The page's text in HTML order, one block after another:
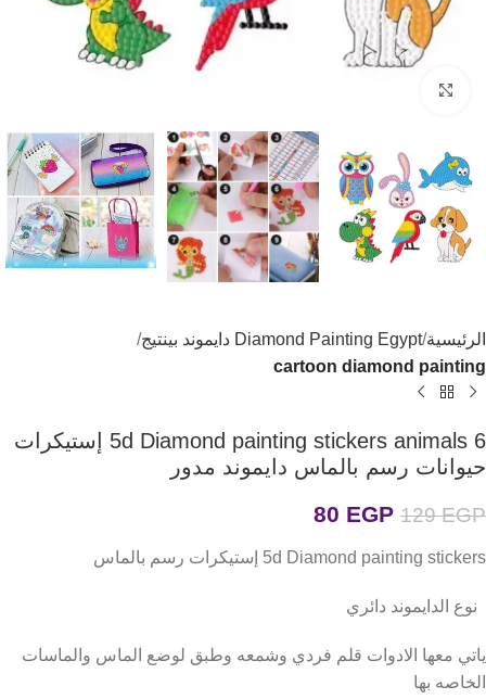
الرئيسية Diamond Painting Egypt دايموند بينتيج
cartoon diamond painting
5d Diamond painting stickers animals 6 إستيكرات
حيوانات رسم بالماس دايموند مدور
129EGP
80 EGP
5d Diamond painting stickers إستيكرات رسم بالماس
نوع الدايموند دائري
ياتي معها الادوات قلم فردي وشمعه وطبق لوضع الماس والماسات
الخاصه بها